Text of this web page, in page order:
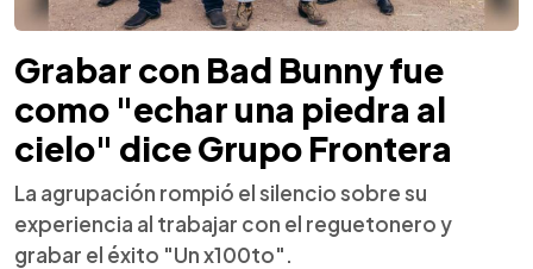
Grabar con Bad Bunny fue
como "echar una piedra al
cielo" dice Grupo Frontera
La agrupación rompió el silencio sobre su
experiencia al trabajar con el reguetonero y
grabar el éxito "Un x100to".